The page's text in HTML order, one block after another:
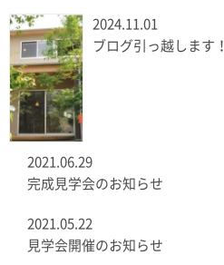
2024.11.01
ブログ引っ越します！
2021.06.29
完成見学会のお知らせ
2021.05.22
見学会開催のお知らせ